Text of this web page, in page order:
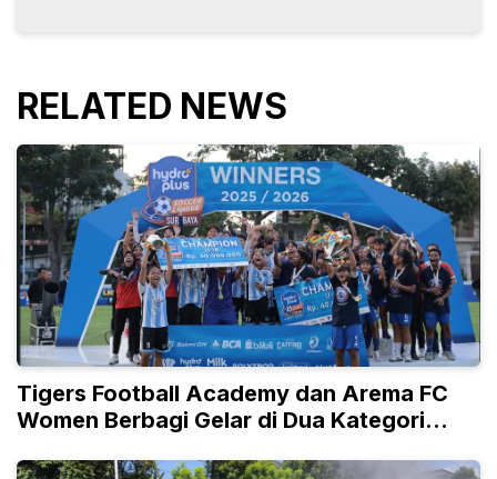
RELATED NEWS
Tigers Football Academy dan Arema FC
Women Berbagi Gelar di Dua Kategori